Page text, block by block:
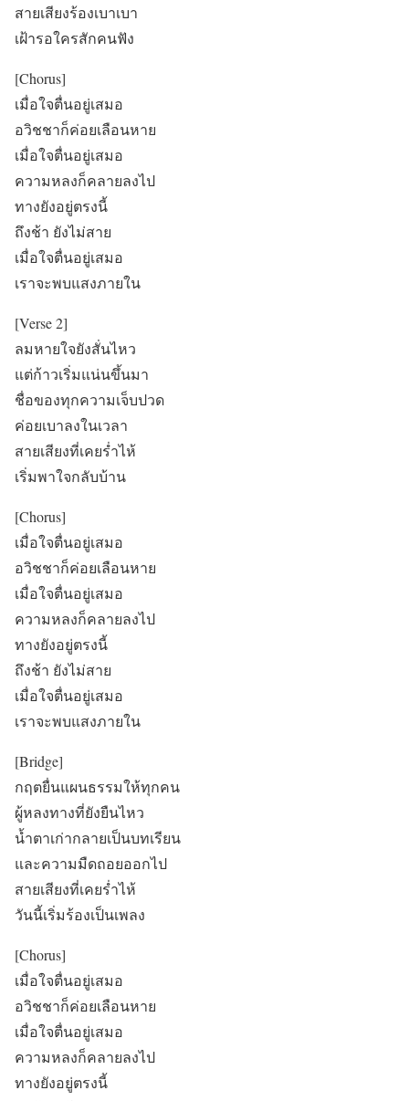
สายเสียงร้องเบาเบา
เฝ้ารอใครสักคนฟัง
[Chorus]
เมื่อใจตื่นอยู่เสมอ
อวิชชาก็ค่อยเลือนหาย
เมื่อใจตื่นอยู่เสมอ
ความหลงก็คลายลงไป
ทางยังอยู่ตรงนี้
ถึงช้า ยังไม่สาย
เมื่อใจตื่นอยู่เสมอ
เราจะพบแสงภายใน
[Verse 2]
ลมหายใจยังสั่นไหว
แต่ก้าวเริ่มแน่นขึ้นมา
ชื่อของทุกความเจ็บปวด
ค่อยเบาลงในเวลา
สายเสียงที่เคยร่ำไห้
เริ่มพาใจกลับบ้าน
[Chorus]
เมื่อใจตื่นอยู่เสมอ
อวิชชาก็ค่อยเลือนหาย
เมื่อใจตื่นอยู่เสมอ
ความหลงก็คลายลงไป
ทางยังอยู่ตรงนี้
ถึงช้า ยังไม่สาย
เมื่อใจตื่นอยู่เสมอ
เราจะพบแสงภายใน
[Bridge]
กฤตยื่นแผนธรรมให้ทุกคน
ผู้หลงทางที่ยังยืนไหว
น้ำตาเก่ากลายเป็นบทเรียน
และความมืดถอยออกไป
สายเสียงที่เคยร่ำไห้
วันนี้เริ่มร้องเป็นเพลง
[Chorus]
เมื่อใจตื่นอยู่เสมอ
อวิชชาก็ค่อยเลือนหาย
เมื่อใจตื่นอยู่เสมอ
ความหลงก็คลายลงไป
ทางยังอยู่ตรงนี้